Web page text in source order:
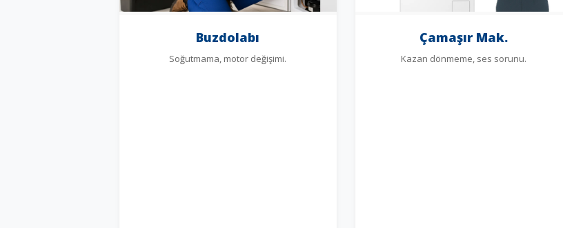
Buzdolabı
Soğutmama, motor değişimi.
Çamaşır Mak.
Kazan dönmeme, ses sorunu.